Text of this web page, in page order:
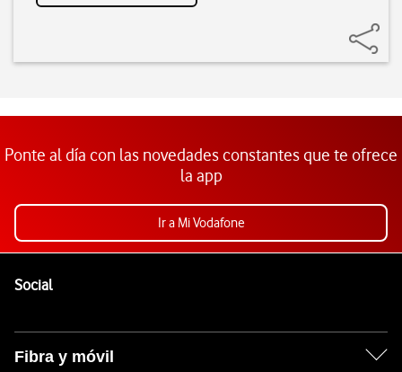
Ponte al día con las novedades constantes que te ofrece
la app
Ir a Mi Vodafone
SocialEnlaces a las redes sociales de Vodafone
Fibra y móvil